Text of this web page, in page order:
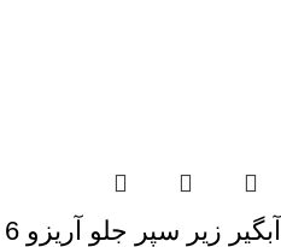
آبگیر زیر سپر جلو آریزو 6 GT